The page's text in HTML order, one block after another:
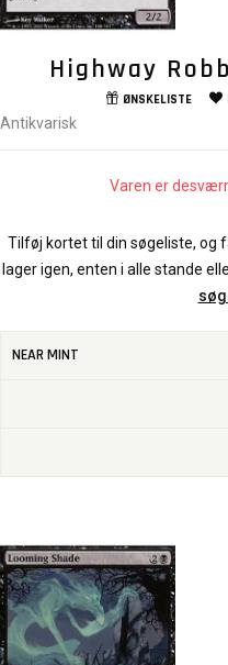
Highway
ØNSKELISTE
Antikvarisk
Varen er
Tilføj kortet til din søgeliste, og
lager igen, enten i alle stande
NEAR MINT